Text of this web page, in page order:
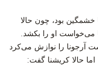
خشمگین بود، چون حالا
می‌خواست او را بکشد.
آرجونا را نوازش می‌کرد
حالا کریشنا گفت: